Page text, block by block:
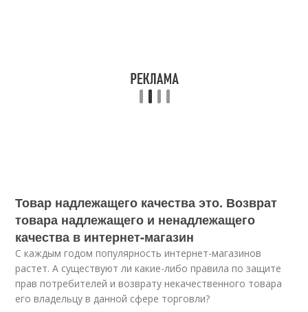
Товар надлежащего качества это. Возврат
товара надлежащего и ненадлежащего
качества в интернет-магазин
С каждым годом популярность интернет-магазинов
растет. А существуют ли какие-либо правила по защите
прав потребителей и возврату некачественного товара
его владельцу в данной сфере торговли?